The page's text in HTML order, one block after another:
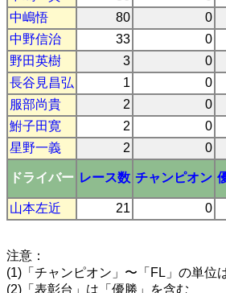
中嶋悟
80 0
中野信治
33 0
野田英樹
3 0
長谷見昌弘
1 0
服部尚貴
2 0
鮒子田寛
2 0
星野一義
2 0
ドライバー レース数 チャンピオン
山本左近
21 0
注意：
(1)「チャンピオン」〜「FL」の単位
(2)「表彰台」は「優勝」を含む